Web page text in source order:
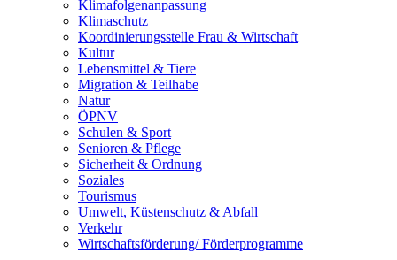
Klimafolgenanpassung
Klimaschutz
Koordinierungsstelle Frau & Wirtschaft
Kultur
Lebensmittel & Tiere
Migration & Teilhabe
Natur
ÖPNV
Schulen & Sport
Senioren & Pflege
Sicherheit & Ordnung
Soziales
Tourismus
Umwelt, Küstenschutz & Abfall
Verkehr
Wirtschaftsförderung/ Förderprogramme